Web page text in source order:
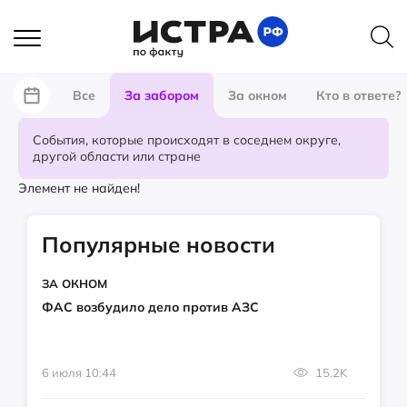
Все За забором За окном Кто в ответе?
События, которые происходят в соседнем округе,
другой области или стране
Элемент не найден!
Популярные новости
ЗА ОКНОМ
ФАС возбудило дело против АЗС
6 июля 10:44 15.2K